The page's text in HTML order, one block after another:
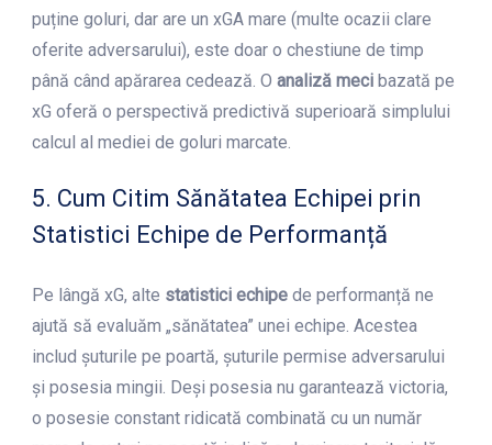
puține goluri, dar are un xGA mare (multe ocazii clare
oferite adversarului), este doar o chestiune de timp
până când apărarea cedează. O analiză meci bazată pe
xG oferă o perspectivă predictivă superioară simplului
calcul al mediei de goluri marcate.
5. Cum Citim Sănătatea Echipei prin
Statistici Echipe de Performanță
Pe lângă xG, alte statistici echipe de performanță ne
ajută să evaluăm „sănătatea” unei echipe. Acestea
includ șuturile pe poartă, șuturile permise adversarului
și posesia mingii. Deși posesia nu garantează victoria,
o posesie constant ridicată combinată cu un număr